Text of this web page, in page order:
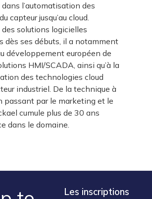
l’automatisation des
capteur jusqu’au cloud.
solutions logicielles
dès ses débuts, il a notamment
développement européen de
HMI/SCADA, ainsi qu’à la
des technologies cloud
industriel. De la technique à
passant par le marketing et le
cumule plus de 30 ans
dans le domaine.
Les inscriptions